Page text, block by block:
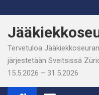
to
content
Tervetuloa
järjestetään Sveitsissä
15.5.2026 – 31.5.2026